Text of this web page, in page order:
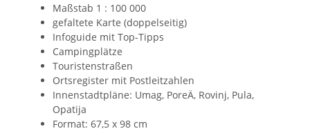
Maßstab 1 : 100 000
gefaltete Karte (doppelseitig)
Infoguide mit Top-Tipps
Campingplätze
Touristenstraßen
Ortsregister mit Postleitzahlen
Innenstadtpläne: Umag, PoreÄ, Rovinj, Pula,
Opatija
Format: 67,5 x 98 cm